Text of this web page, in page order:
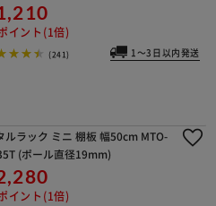
イント(1倍)
(241) 1～3日以内発送
ルラック ミニ 棚板 幅50cm MTO-
(ポール直径19mm)
イント(1倍)